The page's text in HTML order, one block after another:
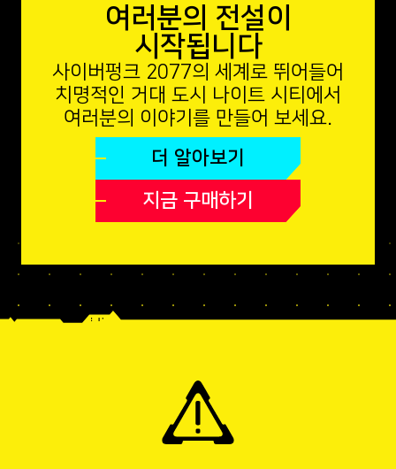
여러분의 전설이
시작됩니다
사이버펑크 2077의 세계로 뛰어들어
치명적인 거대 도시 나이트 시티에서
여러분의 이야기를 만들어 보세요.
더 알아보기
지금 구매하기